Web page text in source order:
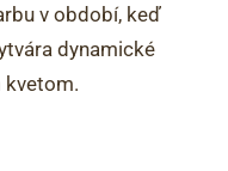
v období, keď
dynamické
kvetom.